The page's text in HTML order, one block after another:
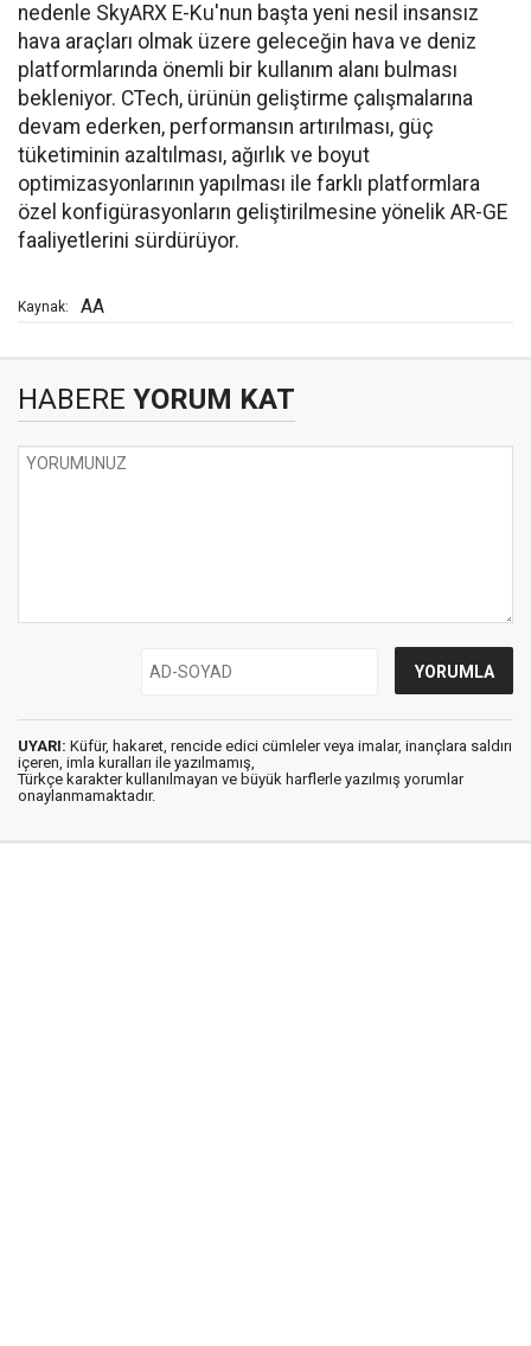
nedenle SkyARX E-Ku'nun başta yeni nesil insansız
hava araçları olmak üzere geleceğin hava ve deniz
platformlarında önemli bir kullanım alanı bulması
bekleniyor. CTech, ürünün geliştirme çalışmalarına
devam ederken, performansın artırılması, güç
tüketiminin azaltılması, ağırlık ve boyut
optimizasyonlarının yapılması ile farklı platformlara
özel konfigürasyonların geliştirilmesine yönelik AR-GE
faaliyetlerini sürdürüyor.
Kaynak: AA
HABERE YORUM KAT
UYARI: Küfür, hakaret, rencide edici cümleler veya imalar, inançlara saldırı
içeren, imla kuralları ile yazılmamış,
Türkçe karakter kullanılmayan ve büyük harflerle yazılmış yorumlar
onaylanmamaktadır.